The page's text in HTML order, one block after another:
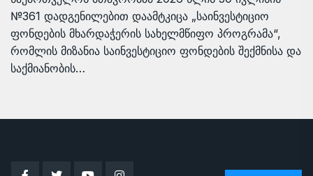
№361 დადგენილებით დაამტკიცა „საინვესტიციო
ფონდების მხარდაჭერის სახელმწიფო პროგრამა“,
რომლის მიზანია საინვესტიციო ფონდების შექმნისა და
საქმიანობის…